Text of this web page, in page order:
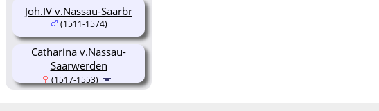
Joh.IV v.Nassau-Saarbr
(1511-1574)
Catharina v.Nassau-
Saarwerden
(1517-1553)